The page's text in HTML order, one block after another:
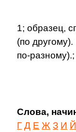
1; образец,
(по
по-разному).;
Слова,
Г Д Е Ж З И Й